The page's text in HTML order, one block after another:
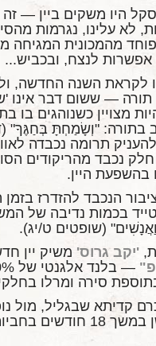
היו משקים ביין —
לא עלינו, נגרמות
פוחד מהמכונית המגיחה
לנצח, ובכביש...
לקראת השנה החדשה,
— ששום דבר אינו
מצויין כשנוהגים בו
בתורה: "וְשָׂמַחְתָּ בְּחַגֶּךָ"
תרומה נכבדה
נכבד מהריקודים
היין.
הנכבד להזדרז
בכמות נדיבה של
(שופטים ט/יג).
'יקב גרוס' משיק יין
— בלנד
סירה ומרלו
קדיתא שבגליל, מול
מירון, והיין התיישן במשך 18